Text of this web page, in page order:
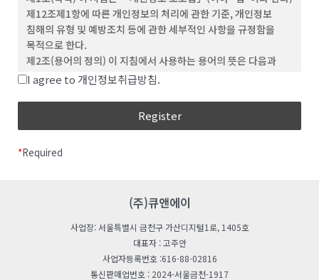
(4) “비회원”이라 함은 회원에 가입하지 않고 회사가
웹사이트에서 제공하는 서비스를 이용하는 자를 말합니다.
(5) “아이디(ID)”라 함은 회원의 식별과 서비스 이용을 위하여
회원이 정하고 회사가 승인하는 문자와 숫자의 조합을
의미합니다.
(6) ‘비밀번호’라 함은 회원이 부여 받은 ID와 일치된 회원임을
(7) ‘해지’라 함은 회사 또는 회원이 이용계약을 해약하는 것을
(2) 회사는 합리적인 사유가 발생할 경우 관련 법령에 위배되지
않는 범위 안에서 약관을 변경할 수 있으며, 변경된 약관은 본 조
제1항과 같이 회원에게 공지함으로써 효력을 발생합니다.
제 4 조 (약관 외 준칙)
제12조제1항에 따른 개인정보의 처리에 관한 기준, 개인정보
침해의 유형 및 예방조치 등에 관한 세부적인 사항을 규정함을
목적으로 한다.
제2조(용어의 정의) 이 지침에서 사용하는 용어의 뜻은 다음과
같다.
이용, 제공, 공개, 파기(破棄), 그 밖에 이와 유사한
“개인정보처리자”란 업무를 목적으로 법
모든 공공기관, 법인ㆍ단체, 개인 등을 말한다.
보호법 시행령」(이하 “영“이라 한다) 제2조에 따른
“친목단체”란 학교, 지역, 기업, 인터넷 커뮤니티 등을
I agree to 개인정보취급방침.
*Required
(주)큐앤에이
사업장: 서울특별시 금천구 가산디지털1로, 1405호
대표자 : 고주안
사업자등록번호 :616-88-02816
통신판매업번호 : 2024-서울금천-1917